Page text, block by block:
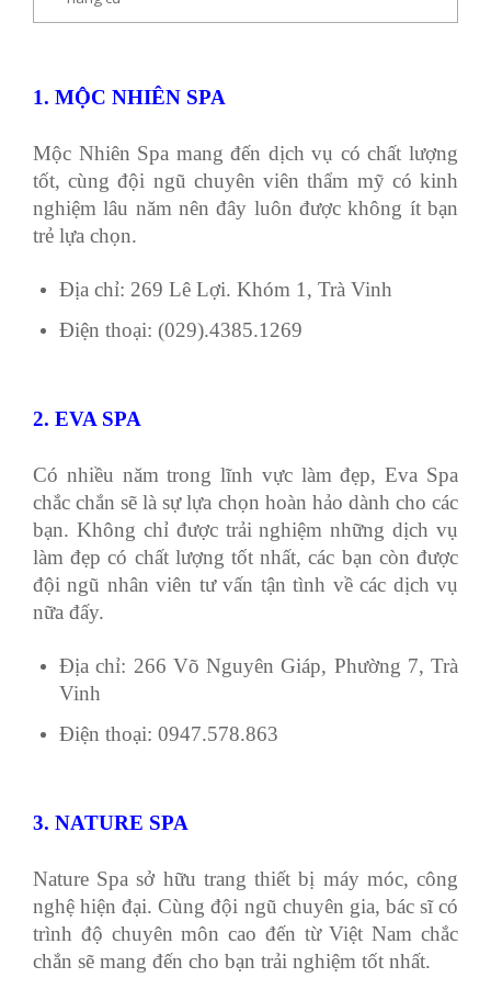
1. MỘC NHIÊN SPA
Mộc Nhiên Spa mang đến dịch vụ có chất lượng
tốt, cùng đội ngũ chuyên viên thẩm mỹ có kinh
nghiệm lâu năm nên đây luôn được không ít bạn
trẻ lựa chọn.
Địa chỉ: 269 Lê Lợi. Khóm 1, Trà Vinh
Điện thoại: (029).4385.1269
2. EVA SPA
Có nhiều năm trong lĩnh vực làm đẹp, Eva Spa
chắc chắn sẽ là sự lựa chọn hoàn hảo dành cho các
bạn. Không chỉ được trải nghiệm những dịch vụ
làm đẹp có chất lượng tốt nhất, các bạn còn được
đội ngũ nhân viên tư vấn tận tình về các dịch vụ
nữa đấy.
Địa chỉ: 266 Võ Nguyên Giáp, Phường 7, Trà
Vinh
Điện thoại: 0947.578.863
3. NATURE SPA
Nature Spa sở hữu trang thiết bị máy móc, công
nghệ hiện đại. Cùng đội ngũ chuyên gia, bác sĩ có
trình độ chuyên môn cao đến từ Việt Nam chắc
chắn sẽ mang đến cho bạn trải nghiệm tốt nhất.